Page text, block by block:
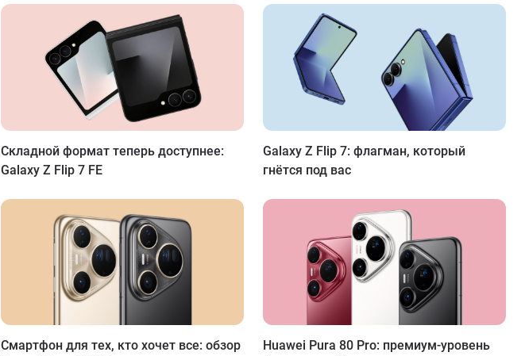
Складной формат теперь доступнее:
Galaxy Z Flip 7 FE
Galaxy Z Flip 7: флагман, который
гнётся под вас
Смартфон для тех, кто хочет все: обзор
Huawei Pura 80 Pro: премиум-уровень